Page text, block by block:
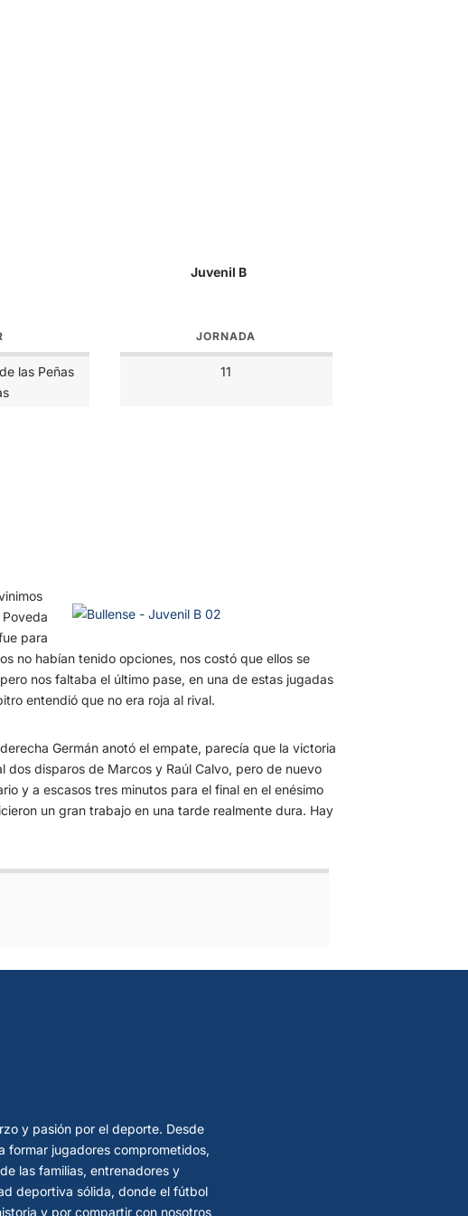
Juvenil B
las Peñas
JORNADA
11
para
no habían tenido opciones, nos costó que ellos se
nos faltaba el último pase, en una de estas jugadas
entendió que no era roja al rival.
Germán anotó el empate, parecía que la victoria
disparos de Marcos y Raúl Calvo, pero de nuevo
y a escasos tres minutos para el final en el enésimo
un gran trabajo en una tarde realmente dura. Hay
y pasión por el deporte. Desde
formar jugadores comprometidos,
las familias, entrenadores y
deportiva sólida, donde el fútbol
y por compartir con nosotros